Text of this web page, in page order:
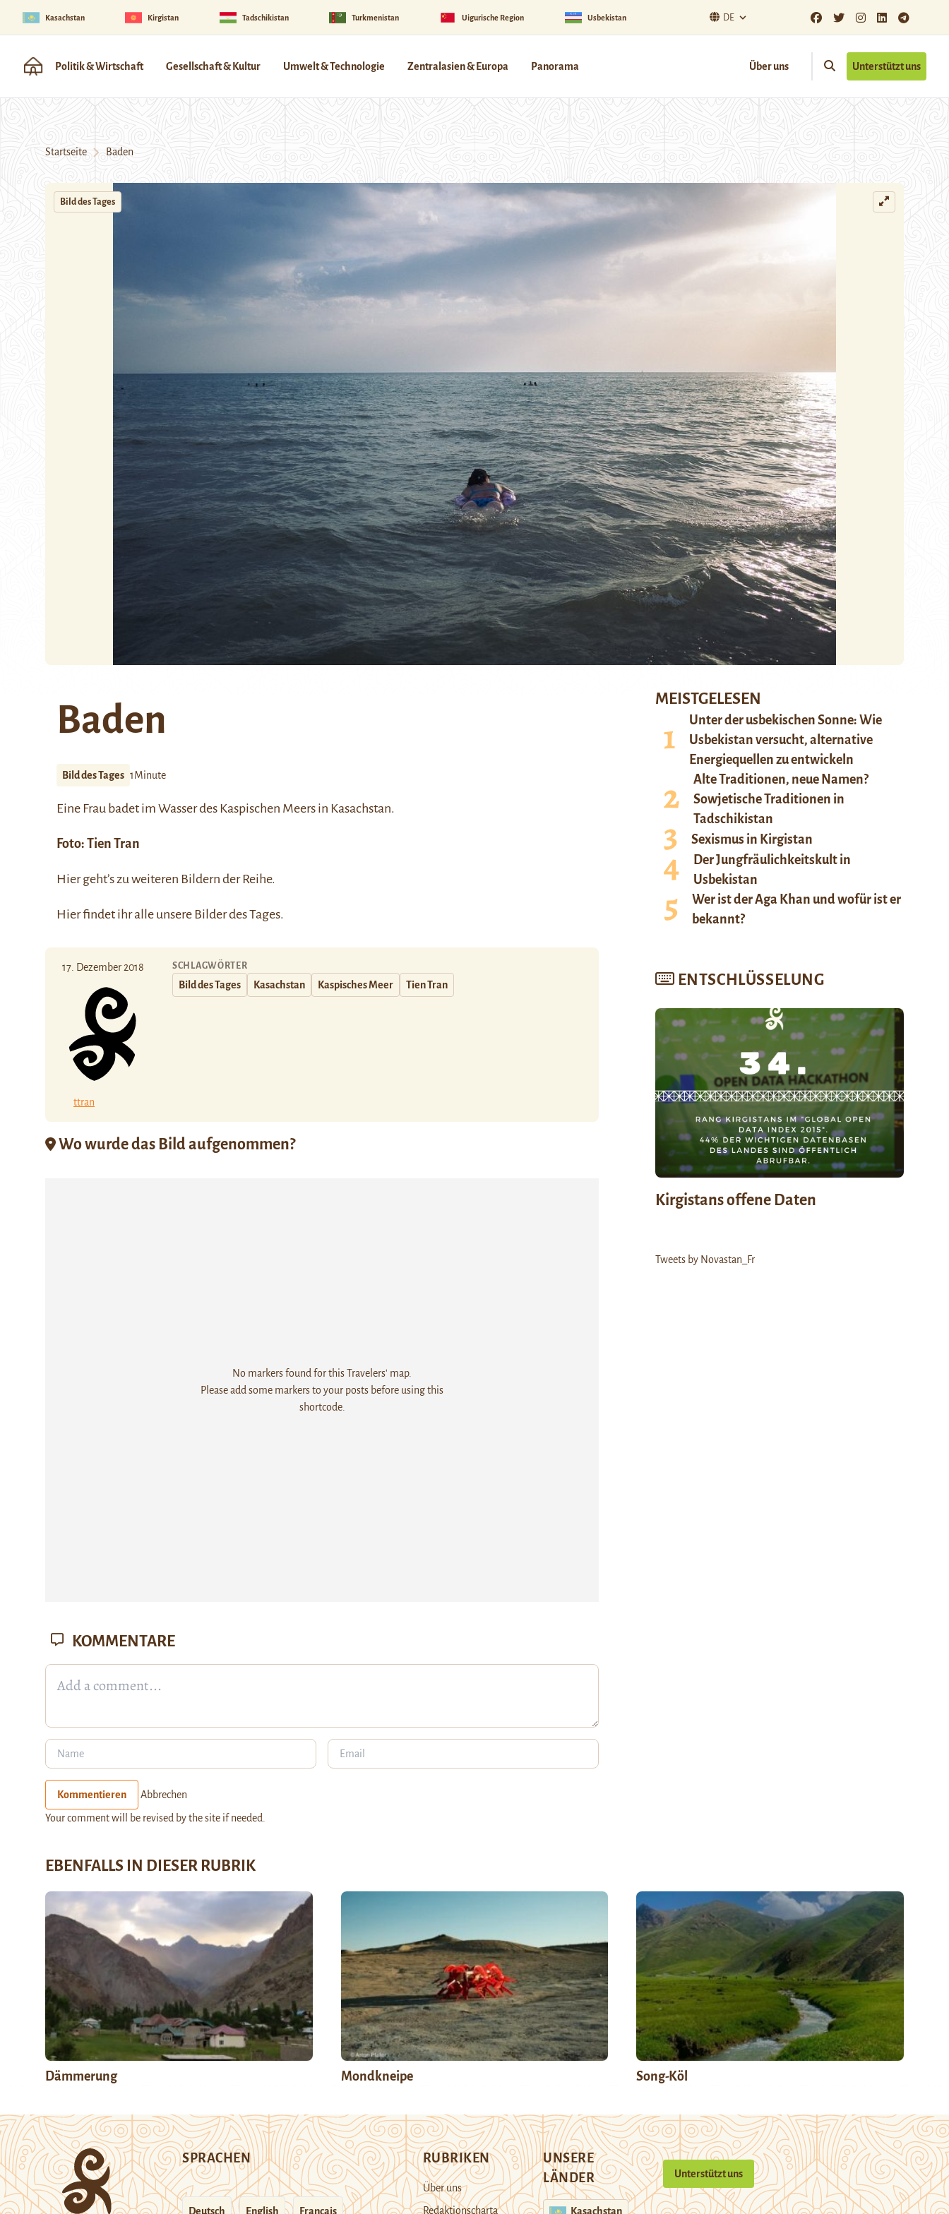
Kasachstan Kirgistan Tadschikistan Turkmenistan Uigurische Region Usbekistan DE
Politik & Wirtschaft Gesellschaft & Kultur Umwelt & Technologie Zentralasien & Europa Panorama Über uns Unterstützt uns
Startseite Baden
Bild des Tages
Baden
Bild des Tages 1Minute
Eine Frau badet im Wasser des Kaspischen Meers in Kasachstan.
Foto: Tien Tran
Hiergeht’s zu weiteren Bildern der Reihe.
Hierfindet ihr alle unsere Bilder des Tages.
17. Dezember 2018
ttran
SCHLAGWÖRTER
Bild des Tages Kasachstan Kaspisches Meer Tien Tran
Wo wurde das Bild aufgenommen?
No markers found for this Travelers' map.
Please add some markers to your posts before using this
shortcode.
MEISTGELESEN
Unter der usbekischen Sonne: Wie
Usbekistan versucht, alternative
Energiequellen zu entwickeln
Alte Traditionen, neue Namen?
Sowjetische Traditionen in
Tadschikistan
Sexismus in Kirgistan
Der Jungfräulichkeitskult in
Usbekistan
Wer ist der Aga Khan und wofür ist er
bekannt?
ENTSCHLÜSSELUNG
Kirgistans offene Daten
Tweets by Novastan_Fr
KOMMENTARE
Kommentieren Abbrechen
Your comment will be revised by the site if needed.
EBENFALLS IN DIESER RUBRIK
Dämmerung Mondkneipe Song-Köl
SPRACHEN
Deutsch English Français
RUBRIKEN
Über uns
Redaktionscharta
UNSERE
LÄNDER
Kasachstan
Unterstützt uns